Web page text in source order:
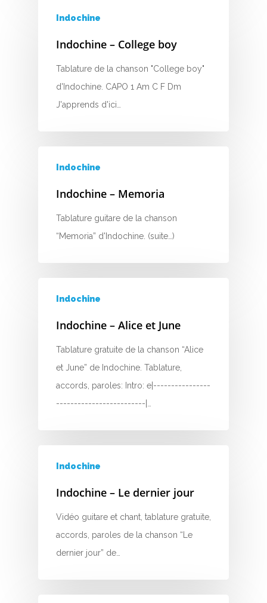
Indochine
Indochine – College boy
Tablature de la chanson "College boy"
d'Indochine. CAPO 1 Am C F Dm
J'apprends d'ici…
Indochine
Indochine – Memoria
Tablature guitare de la chanson
“Memoria” d'Indochine. (suite…)
Indochine
Indochine – Alice et June
Tablature gratuite de la chanson “Alice
et June” de Indochine. Tablature,
accords, paroles: Intro: e|----------------
-------------------------|…
Indochine
Indochine – Le dernier jour
Vidéo guitare et chant, tablature gratuite,
accords, paroles de la chanson “Le
dernier jour” de…
C
E
F
G
I